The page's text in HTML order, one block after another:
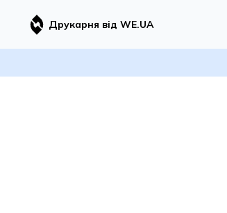
Друкарня від WE.UA